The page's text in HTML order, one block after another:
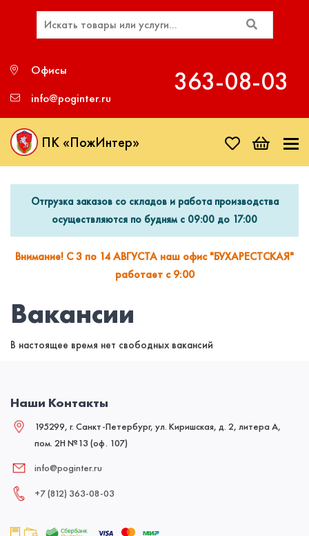
Офисы
info@poginter.ru
363‑08‑03
ПК «ПожИнтер»
Отгрузка заказов со складов и работа производства
осуществляются по будням с 09:00 до 17:00
Внимание! С 3 по 14 АВГУСТА наш офис "БУХАРЕСТСКАЯ"
работает с 9:00
Вакансии
В настоящее время нет свободных вакансий
Наши Контакты
195299, г. Санкт-Петербург, ул. Киришская, д. 2, литера А,
пом. 2Н №13 (оф. 107)
info@poginter.ru
+7 (812) 363‑08‑03